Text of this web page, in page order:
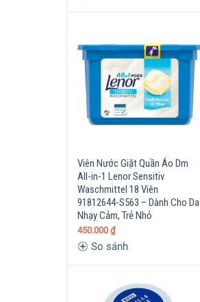
Viên Nước Giặt Quần Áo Dm
All-in-1 Lenor Sensitiv
Waschmittel 18 Viên
91812644-S563 – Dành Cho Da
Nhạy Cảm, Trẻ Nhỏ
450.000 ₫
So sánh